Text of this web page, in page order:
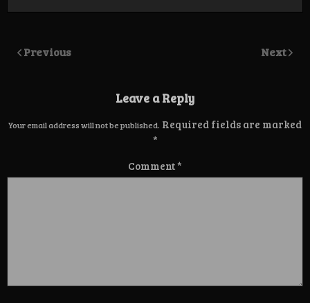
Previous Next
Leave a Reply
Your email address will not be published. Required fields are marked
*
Comment*